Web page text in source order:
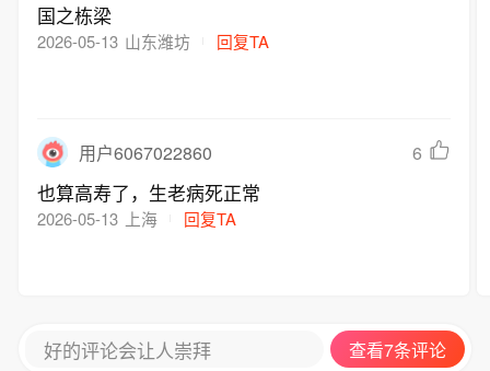
国之栋梁
2026-05-13 山东潍坊 回复TA
用户6067022860 6
也算高寿了，生老病死正常
2026-05-13 上海 回复TA
好的评论会让人崇拜 查看7条评论